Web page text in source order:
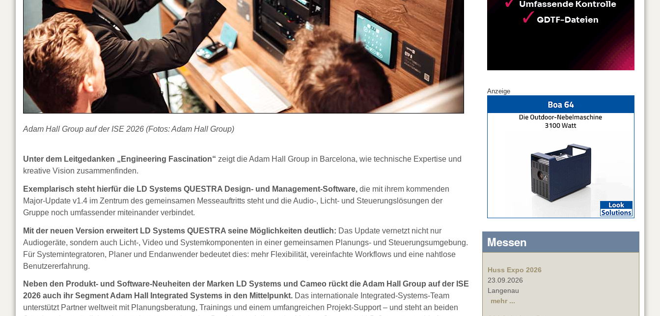
Adam Hall Group auf der ISE 2026 (Fotos: Adam Hall Group)
Unter dem Leitgedanken „Engineering Fascination“ zeigt die Adam Hall Group in Barcelona, wie technische Expertise und
kreative Vision zusammenfinden.
Exemplarisch steht hierfür die LD Systems QUESTRA Design- und Management-Software, die mit ihrem kommenden
Major-Update v1.4 im Zentrum des gemeinsamen Messeauftritts steht und die Audio-, Licht- und Steuerungslösungen der
Gruppe noch umfassender miteinander verbindet.
Mit der neuen Version erweitert LD Systems QUESTRA seine Möglichkeiten deutlich: Das Update vernetzt nicht nur
Audiogeräte, sondern auch Licht-, Video und Systemkomponenten in einer gemeinsamen Planungs- und Steuerungsumgebung.
Für Systemintegratoren, Planer und Endanwender bedeutet dies: mehr Flexibilität, vereinfachte Workflows und eine nahtlose
Benutzererfahrung.
Neben den Produkt- und Software-Neuheiten der Marken LD Systems und Cameo rückt die Adam Hall Group auf der ISE
2026 auch ihr Segment Adam Hall Integrated Systems in den Mittelpunkt. Das internationale Integrated-Systems-Team
unterstützt Partner weltweit mit Planungsberatung, Trainings und einem umfangreichen Projekt-Support – und steht an beiden
Anzeige
Messen
Huss Expo 2026
23.09.2026
Langenau
mehr ...